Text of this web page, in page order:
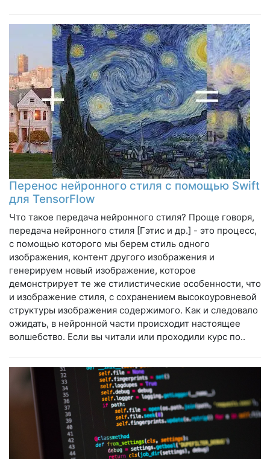
Перенос нейронного стиля с помощью Swift
для TensorFlow
Что такое передача нейронного стиля? Проще говоря,
передача нейронного стиля [Гэтис и др.] - это процесс,
с помощью которого мы берем стиль одного
изображения, контент другого изображения и
генерируем новый изображение, которое
демонстрирует те же стилистические особенности, что
и изображение стиля, с сохранением высокоуровневой
структуры изображения содержимого. Как и следовало
ожидать, в нейронной части происходит настоящее
волшебство. Если вы читали или проходили курс по..